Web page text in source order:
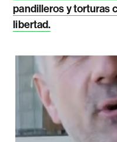
pandilleros y torturas
libertad.